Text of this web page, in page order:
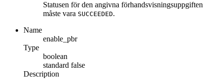
Statusen för den angivna förhandsvisningsuppgiften
måste vara SUCCEEDED.
Name
enable_pbr
Type
boolean
standard false
Description